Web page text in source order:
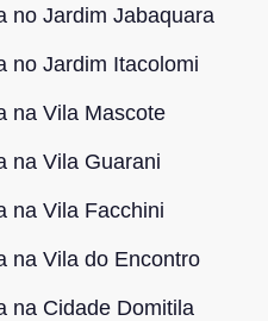
no Jardim Jabaquara
no Jardim Itacolomi
na Vila Mascote
na Vila Guarani
na Vila Facchini
na Vila do Encontro
na Cidade Domitila